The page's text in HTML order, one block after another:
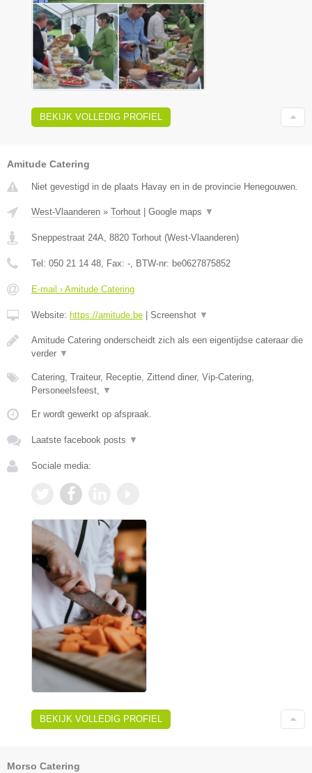
BEKIJK VOLLEDIG PROFIEL
Amitude Catering
Niet gevestigd in de plaats Havay en in de provincie Henegouwen.
West-Vlaanderen » Torhout Google maps ▼
Sneppestraat 24A, 8820 Torhout (West-Vlaanderen)
Tel: 050 21 14 48, Fax: -, BTW-nr: be0627875852
E-mail › Amitude Catering
Website: https://amitude.be Screenshot ▼
Amitude Catering onderscheidt zich als een eigentijdse cateraar die
verder ▼
Catering, Traiteur, Receptie, Zittend diner, Vip-Catering,
Personeelsfeest, ▼
Er wordt gewerkt op afspraak.
Laatste facebook posts ▼
Sociale media:
BEKIJK VOLLEDIG PROFIEL
Morso Catering